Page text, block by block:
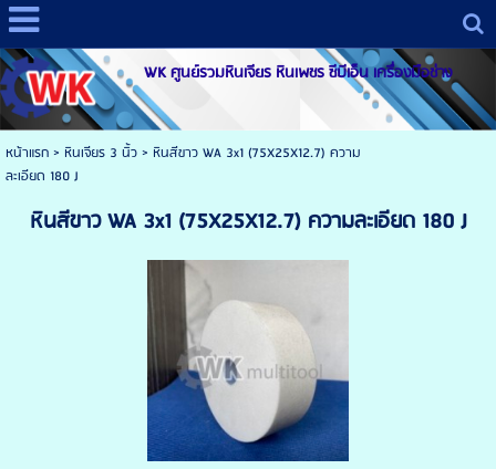
WK ศูนย์รวมหินเจียร หินเพชร ซีบีเอ็น เครื่องมือช่าง
หน้าแรก> หินเจียร 3 นิ้ว> หินสีขาว WA 3x1 (75X25X12.7) ความ
ละเอียด 180 J
หินสีขาว WA 3x1 (75X25X12.7) ความละเอียด 180 J